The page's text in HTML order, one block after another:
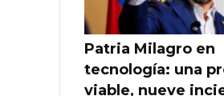
Patria Milagro en
tecnología: una
viable, nueve